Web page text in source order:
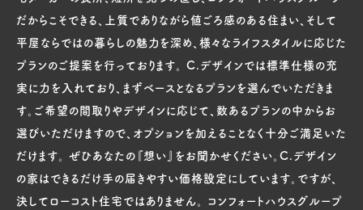
だからこそできる、上質でありながら値ごろ感のある住まい、そして
平屋ならではの暮らしの魅力を深め、様々なライフスタイルに応じた
プランのご提案を行っております。 C.デザインでは標準仕様の充
実に力を入れており、まずベースとなるプランを選んでいただきま
す。ご希望の間取りやデザインに応じて、数あるプランの中からお
選びいただけますので、オプションを加えることなく十分ご満足いた
だけます。 ぜひあなたの『想い』をお聞かせください。C.デザイン
の家はできるだけ手の届きやすい価格設定にしています。ですが、
決してローコスト住宅ではありません。 コンフォートハウスグループ